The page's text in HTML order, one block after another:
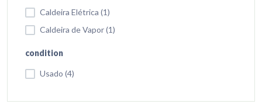
Caldeira Elétrica (1)
Caldeira de Vapor (1)
condition
Usado (4)